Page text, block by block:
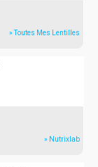
» Toutes Mes Lentilles
» Nutrixlab